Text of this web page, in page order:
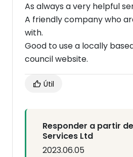
As always a very helpful
A friendly company who
with.
Good to use a locally
council website.
Útil
Responder a partir
Services Ltd
2023.06.05